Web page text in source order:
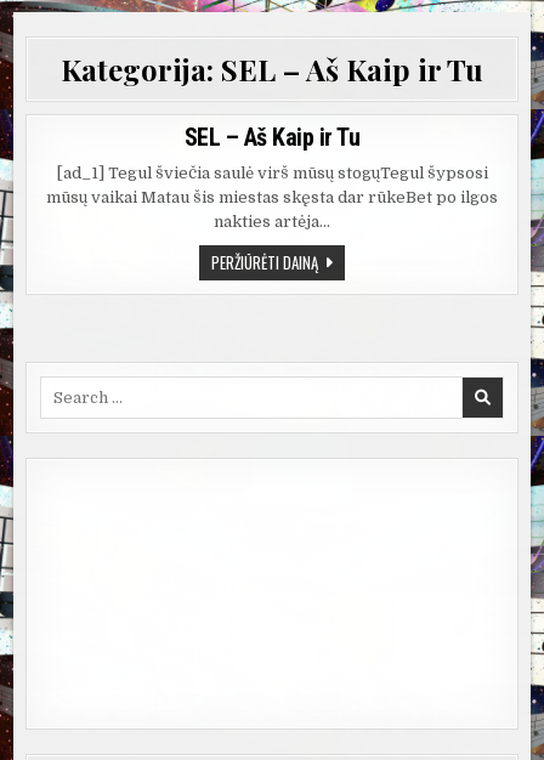
Kategorija: SEL – Aš Kaip ir Tu
SEL – Aš Kaip ir Tu
[ad_1] Tegul šviečia saulė virš mūsų stogųTegul šypsosi
mūsų vaikai Matau šis miestas skęsta dar rūkeBet po ilgos
nakties artėja…
PERŽIŪRĖTI DAINĄSEL
–
AŠ